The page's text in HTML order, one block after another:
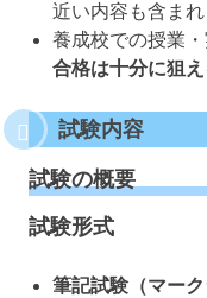
近い内容も含まれ
養成校での授業
合格は十分に狙
試験内容
試験の概要
試験形式
筆記試験（マーク